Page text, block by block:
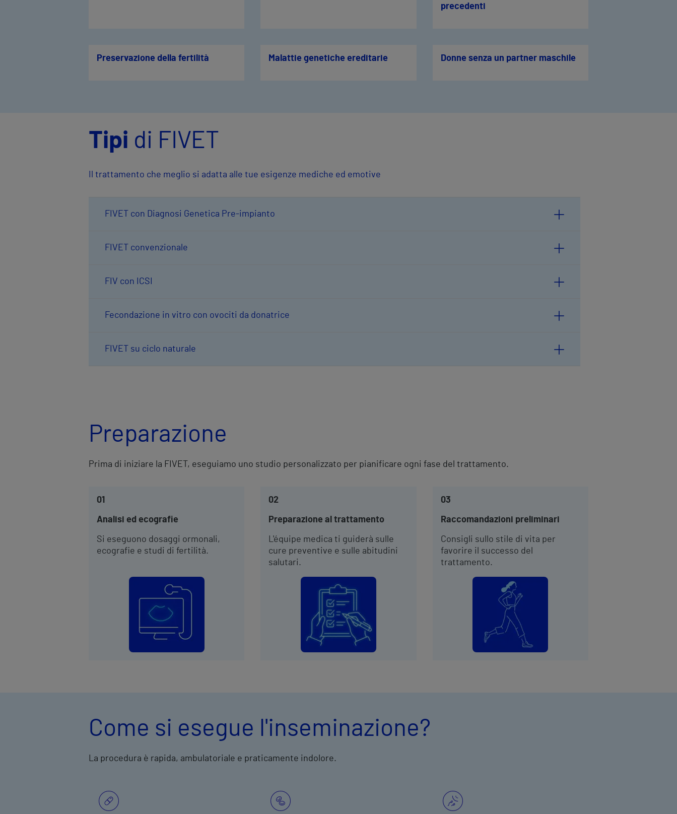
precedenti
Preservazione della fertilità Malattie genetiche ereditarie Donne senza un partner maschile
Tipi di FIVET
Il trattamento che meglio si adatta alle tue esigenze mediche ed emotive
FIVET con Diagnosi Genetica Pre-impianto
FIVET convenzionale
FIV con ICSI
Fecondazione in vitro con ovociti da donatrice
FIVET su ciclo naturale
Preparazione
Prima di iniziare la FIVET, eseguiamo uno studio personalizzato per pianificare ogni fase del trattamento.
01
Analisi ed ecografie
Si eseguono dosaggi ormonali,
ecografie e studi di fertilità.
02
Preparazione al trattamento
L'équipe medica ti guiderà sulle
cure preventive e sulle abitudini
salutari.
03
Raccomandazioni preliminari
Consigli sullo stile di vita per
favorire il successo del
trattamento.
Come si esegue l'inseminazione?
La procedura è rapida, ambulatoriale e praticamente indolore.